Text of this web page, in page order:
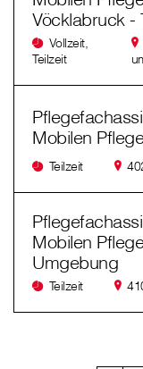
Vöcklabruck -
Vollzeit,
Teilzeit
Mobilen
Teilzeit
Mobilen
Umgebung
Teilzeit